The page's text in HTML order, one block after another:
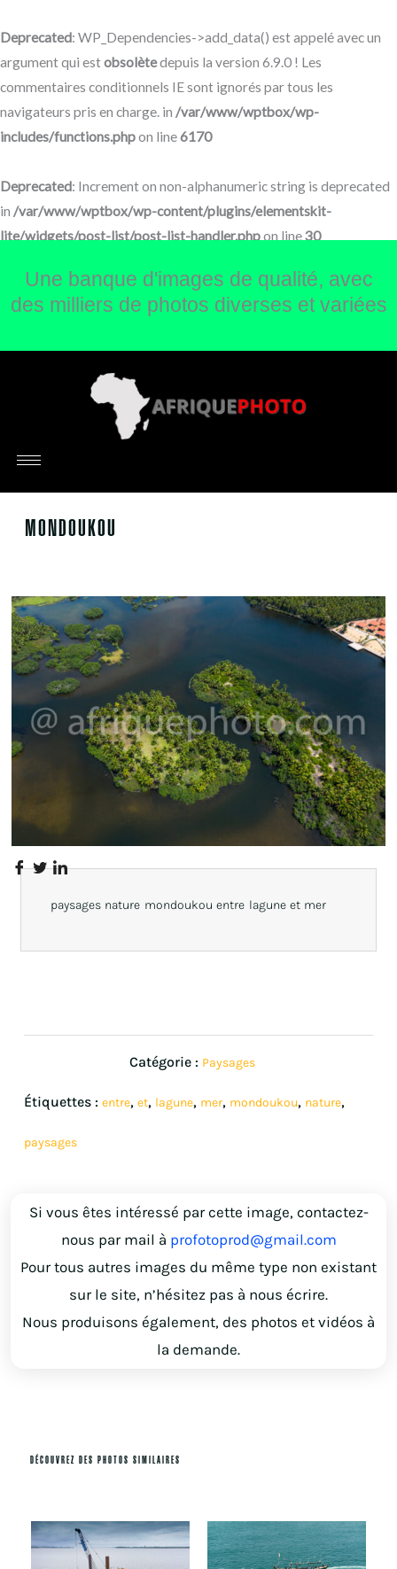
Deprecated: WP_Dependencies->add_data() est appelé avec un
argument qui estobsolètedepuis la version 6.9.0 ! Les
commentaires conditionnels IE sont ignorés par tous les
navigateurs pris en charge. in /var/www/wptbox/wp-
includes/functions.phpon line6170
Deprecated: Increment on non-alphanumeric string is deprecated
in /var/www/wptbox/wp-content/plugins/elementskit-
lite/widgets/post-list/post-list-handler.phpon line30
au
contenu
Une banque d'images de qualité, avec
des milliers de photos diverses et variées
MONDOUKOU
paysages nature mondoukou entre lagune et mer
Catégorie : Paysages
Étiquettes : entre, et, lagune, mer, mondoukou, nature,
paysages
Si vous êtes intéressé par cette image, contactez-
nous par mail à profotoprod@gmail.com
Pour tous autres images du même type non existant
sur le site, n’hésitez pas à nous écrire.
Nous produisons également, des photos et vidéos à
la demande.
DÉCOUVREZ DES PHOTOS SIMILAIRES